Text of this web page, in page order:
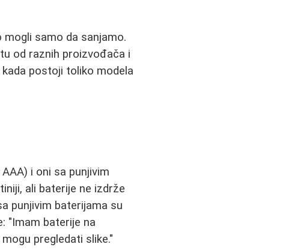
samo da sanjamo.
od raznih proizvođača i
postoji toliko modela
i oni sa punjivim
ali baterije ne izdrže
punjivim baterijama su
"Imam baterije na
pregledati slike."